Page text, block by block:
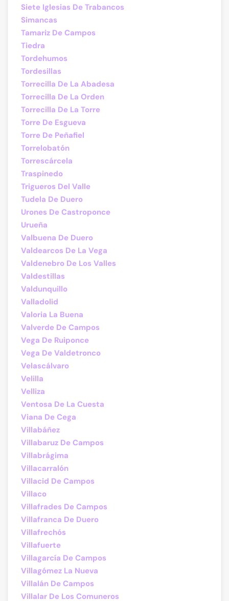
Siete Iglesias De Trabancos
Simancas
Tamariz De Campos
Tiedra
Tordehumos
Tordesillas
Torrecilla De La Abadesa
Torrecilla De La Orden
Torrecilla De La Torre
Torre De Esgueva
Torre De Peñafiel
Torrelobatón
Torrescárcela
Traspinedo
Trigueros Del Valle
Tudela De Duero
Urones De Castroponce
Urueña
Valbuena De Duero
Valdearcos De La Vega
Valdenebro De Los Valles
Valdestillas
Valdunquillo
Valladolid
Valoria La Buena
Valverde De Campos
Vega De Ruiponce
Vega De Valdetronco
Velascálvaro
Velilla
Velliza
Ventosa De La Cuesta
Viana De Cega
Villabáñez
Villabaruz De Campos
Villabrágima
Villacarralón
Villacid De Campos
Villaco
Villafrades De Campos
Villafranca De Duero
Villafrechós
Villafuerte
Villagarcía De Campos
Villagómez La Nueva
Villalán De Campos
Villalar De Los Comuneros